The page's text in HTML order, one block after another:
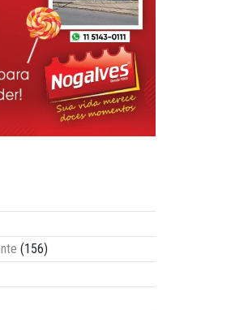
(156)